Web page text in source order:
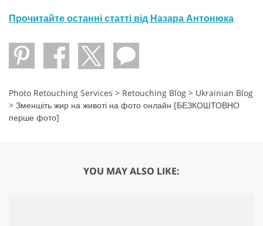
Прочитайте останні статті від Назара Антонюка
Photo Retouching Services > Retouching Blog > Ukrainian Blog
> Зменшіть жир на животі на фото онлайн [БЕЗКОШТОВНО
перше фото]
YOU MAY ALSO LIKE: